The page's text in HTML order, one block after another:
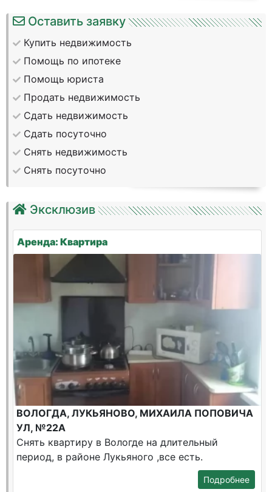
Оставить заявку
Купить недвижимость
Помощь по ипотеке
Помощь юриста
Продать недвижимость
Сдать недвижимость
Сдать посуточно
Снять недвижимость
Снять посуточно
Эксклюзив
Аренда: Квартира
ВОЛОГДА, ЛУКЬЯНОВО, МИХАИЛА ПОПОВИЧА
УЛ, №22А
Снять квартиру в Вологде на длительный
период, в районе Лукьяного ,все есть.
Подробнее